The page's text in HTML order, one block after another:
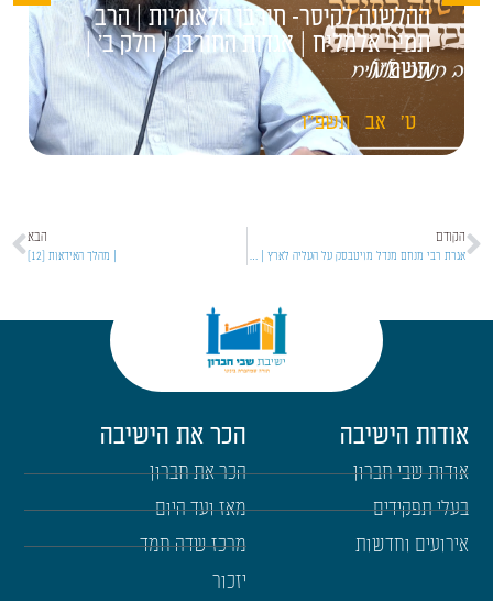
ההלשנה לקיסר- חורבן הלאומיות | הרב
תמיר אלמליח | אגדות החורבן | חלק ב' |
תשפ"ו
ט' אב תשפ"ו
הקודם
אגרת רבי מנחם מנדל מויטבסק על העליה לארץ | ט'ו בשבט
הבא
| מהלך האידאות [12]
אודות הישיבה
אודות שבי חברון
בעלי תפקידים
אירועים וחדשות
הכר את הישיבה
הכר את חברון
מאז ועד היום
מרכז שדה חמד
יזכור